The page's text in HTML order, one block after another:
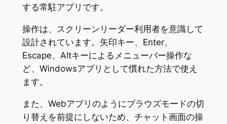
する常駐アプリです。
操作は、スクリーンリーダー利用者を意識して
設計されています。矢印キー、Enter、
Escape、Altキーによるメニューバー操作な
ど、Windowsアプリとして慣れた方法で使え
ます。
また、Webアプリのようにブラウズモードの切
り替えを前提にしないため、チャット画面の操